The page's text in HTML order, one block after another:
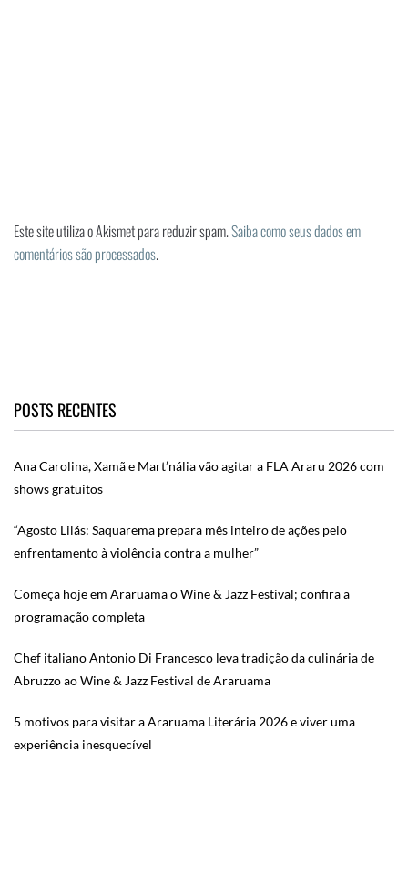
Este site utiliza o Akismet para reduzir spam.Saiba como seus dados em
comentários são processados.
POSTS RECENTES
Ana Carolina, Xamã e Mart’nália vão agitar a FLA Araru 2026 com
shows gratuitos
“Agosto Lilás: Saquarema prepara mês inteiro de ações pelo
enfrentamento à violência contra a mulher”
Começa hoje em Araruama o Wine & Jazz Festival; confira a
programação completa
Chef italiano Antonio Di Francesco leva tradição da culinária de
Abruzzo ao Wine & Jazz Festival de Araruama
5 motivos para visitar a Araruama Literária 2026 e viver uma
experiência inesquecível